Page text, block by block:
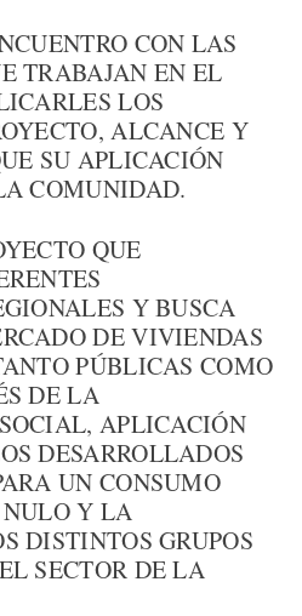
CON LAS
TRABAJAN EN EL
LOS
ALCANCE Y
SU APLICACIÓN
COMUNIDAD.
QUE
Y BUSCA
DE VIVIENDAS
PÚBLICAS COMO
DE LA
APLICACIÓN
DESARROLLADOS
UN CONSUMO
Y LA
DISTINTOS GRUPOS
SECTOR DE LA